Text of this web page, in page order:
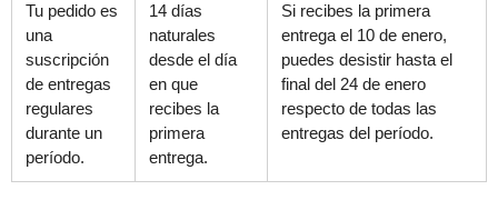
Tu pedido es
una
suscripción
de entregas
regulares
durante un
período.
14 días
naturales
desde el día
en que
recibes la
primera
entrega.
Si recibes la primera
entrega el 10 de enero,
puedes desistir hasta el
final del 24 de enero
respecto de todas las
entregas del período.